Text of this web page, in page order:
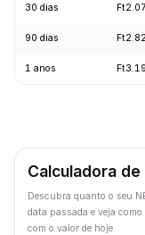
30 dias Ft2.07
90 dias Ft2.82
1 anos Ft3.19
Calculadora de
Descubra quanto o seu
data passada e veja como
com o valor de hoje.